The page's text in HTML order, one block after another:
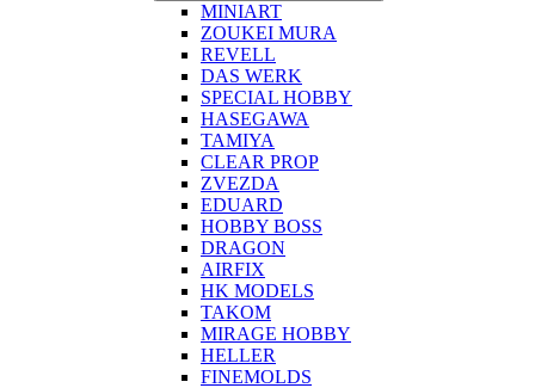
MINIART
ZOUKEI MURA
REVELL
DAS WERK
SPECIAL HOBBY
HASEGAWA
TAMIYA
CLEAR PROP
ZVEZDA
EDUARD
HOBBY BOSS
DRAGON
AIRFIX
HK MODELS
TAKOM
MIRAGE HOBBY
HELLER
FINEMOLDS